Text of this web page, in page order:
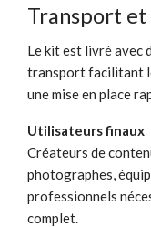
Transport
Le kit est livré avec
transport facilitant
une mise en place
Utilisateurs finaux
Créateurs de
photographes,
professionnels
complet.